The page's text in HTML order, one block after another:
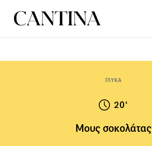
ΓΛΥΚΑ
20'
Μους σοκολάτας